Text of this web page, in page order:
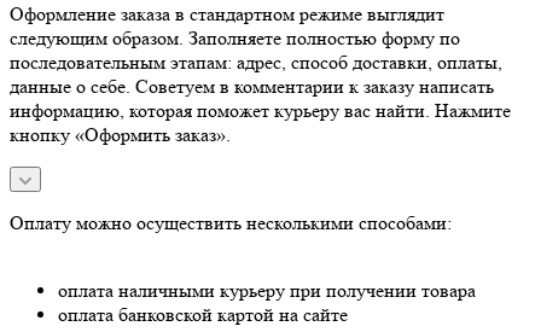
Оформление заказа в стандартном режиме выглядит
следующим образом. Заполняете полностью форму по
последовательным этапам: адрес, способ доставки, оплаты,
данные о себе. Советуем в комментарии к заказу написать
информацию, которая поможет курьеру вас найти. Нажмите
кнопку «Оформить заказ».
Оплату можно осуществить несколькими способами:
оплата наличными курьеру при получении товара
оплата банковской картой на сайте